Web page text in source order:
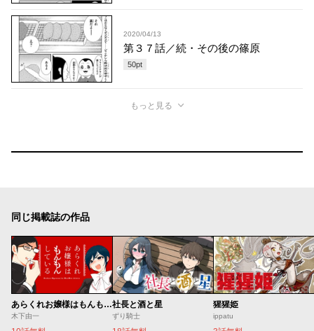
2020/04/13
第３７話／続・その後の篠原
50pt
もっと見る
同じ掲載誌の作品
あらくれお嬢様はもんもんしている
木下由一
社長と酒と星
ずり騎士
猩猩姫
ippatu